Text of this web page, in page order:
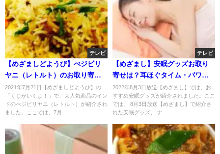
テレビ
【めざましどようび】べジビリ
ヤニ（レトルト）のお取り寄
せ！温めるだけ？7月24日
2021年7月21日【めざましどようび】の
「くじがいくよ！」で、大人気商品のイン
ドのべジビリヤニ（レトルト）が紹介され
ました。ここでは、7月...
テレビ
【めざまし】安眠グッズお取り
寄せは？耳ほぐタイム・パワー
ナップピローHug・足枕？
2022年8月3日放送【めざまし】では、お
すすめ安眠グッズが紹介されました。ここ
では、 8月3日放送【めざまし】で紹介さ
れた安眠グッズ、 ナ...